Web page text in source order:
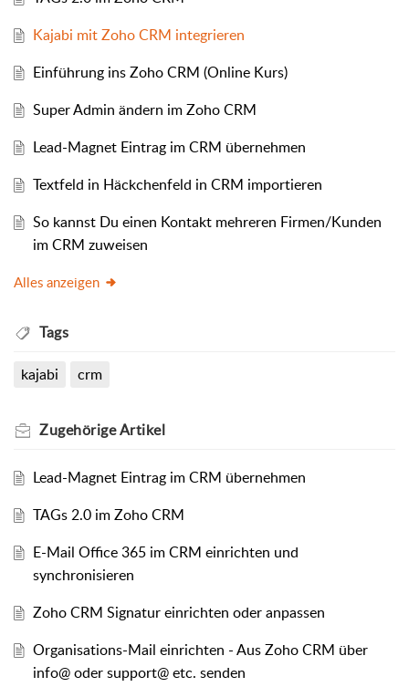
Kajabi mit Zoho CRM integrieren
Einführung ins Zoho CRM (Online Kurs)
Super Admin ändern im Zoho CRM
Lead-Magnet Eintrag im CRM übernehmen
Textfeld in Häckchenfeld in CRM importieren
So kannst Du einen Kontakt mehreren Firmen/Kunden
im CRM zuweisen
Alles anzeigen
Tags
kajabi crm
ZugehörigeArtikel
Lead-Magnet Eintrag im CRM übernehmen
TAGs 2.0 im Zoho CRM
E-Mail Office 365 im CRM einrichten und
synchronisieren
Zoho CRM Signatur einrichten oder anpassen
Organisations-Mail einrichten - Aus Zoho CRM über
info@ oder support@ etc. senden